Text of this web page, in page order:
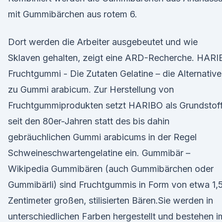
mit Gummibärchen aus rotem 6.
Dort werden die Arbeiter ausgebeutet und wie
Sklaven gehalten, zeigt eine ARD-Recherche.
Fruchtgummi - Die Zutaten Gelatine – die Alternative
zu Gummi arabicum. Zur Herstellung von
Fruchtgummiprodukten setzt HARIBO als
seit den 80er-Jahren statt des bis dahin
gebräuchlichen Gummi arabicums in der Regel
Schweineschwartengelatine ein. Gummibär –
Wikipedia Gummibären (auch Gummibärchen oder
Gummibärli) sind Fruchtgummis in Form von etwa
Zentimeter großen, stilisierten Bären.Sie werden in
unterschiedlichen Farben hergestellt und bestehen